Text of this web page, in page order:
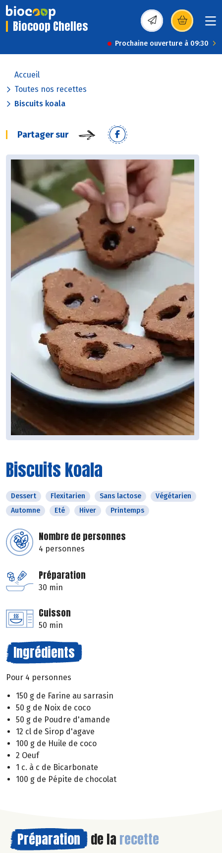
Biocoop Chelles (s’ouvre dans une
Prochaine ouverture à 09:30
Accueil
Toutes nos recettes
Biscuits koala
Partager sur
Biscuits koala
Dessert Flexitarien Sans lactose
Végétarien
Automne
Eté Hiver Printemps
Nombre de personnes
4 personnes
Préparation
30 min
Cuisson
50 min
Ingrédients
Pour 4 personnes
150 g de Farine au sarrasin
50 g de Noix de coco
50 g de Poudre d'amande
12 cl de Sirop d'agave
100 g de Huile de coco
2 Oeuf
1 c. à c de Bicarbonate
100 g de Pépite de chocolat
Préparation de la recette